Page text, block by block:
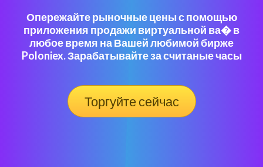
Опережайте рыночные цены с помощью
приложения продажи виртуальной ва� в
любое время на Вашей любимой бирже
Poloniex. Зарабатывайте за считаные часы
Торгуйте сейчас